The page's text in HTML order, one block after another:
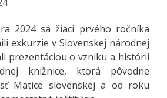
2024 sa žiaci prvého ročníka
exkurzie v Slovenskej národnej
prezentáciou o vzniku a histórii
knižnice, ktorá pôvodne
Matice slovenskej a od roku